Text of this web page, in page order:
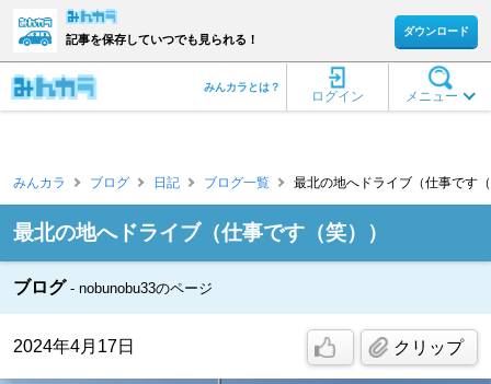
記事を保存していつでも見られる！
ダウンロード
メニュー
ログイン
みんカラとは？
みんカラ ブログ 日記 ブログ一覧 最北の地へドライブ（仕事です
最北の地へドライブ（仕事です（笑））
ブログ nobunobu33のページ
2024年4月17日 クリップ